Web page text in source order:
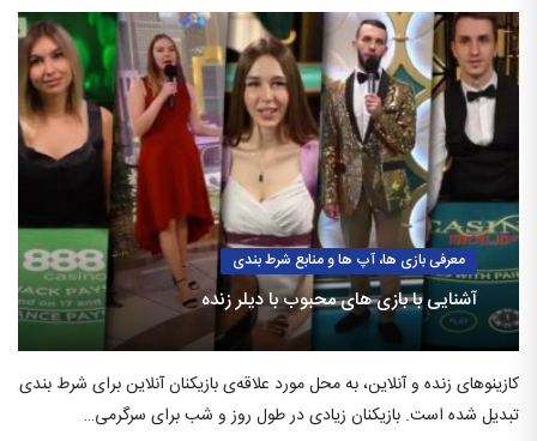
معرفی بازی ها، آپ ها و منابع شرط بندی
آشنایی با بازی های محبوب با دیلر زنده
کازینوهای زنده و آنلاین، به محل مورد علاقه‌ی بازیکنان آنلاین برای شرط بندی
تبدیل شده است. بازیکنان زیادی در طول روز و شب برای سرگرمی…